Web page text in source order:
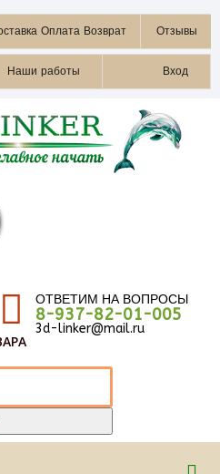
Оплата Возврат Отзывы
Наши работы Вход
ОТВЕТИМ НА ВОПРОСЫ
8-937-82-01-005
3d-linker@mail.ru